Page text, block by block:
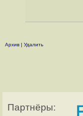
Архив | Удалить
Партнёры: